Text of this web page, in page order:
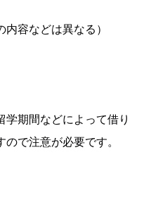
内容などは異なる）
学期間などによって借り
で注意が必要です。